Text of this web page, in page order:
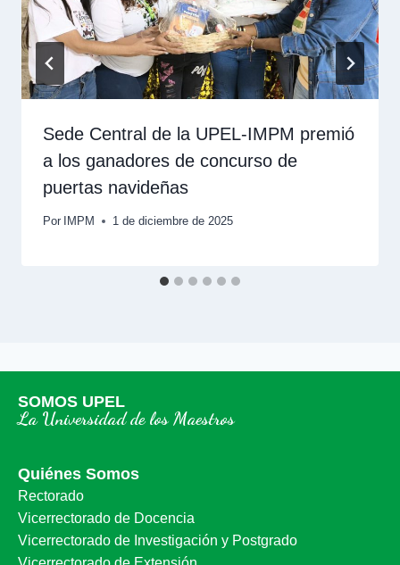
Sede Central de la UPEL-IMPM premió
a los ganadores de concurso de
puertas navideñas
Por IMPM 1 de diciembre de 2025
SOMOS UPEL
La Universidad de los Maestros
Quiénes Somos
Rectorado
Vicerrectorado de Docencia
Vicerrectorado de Investigación y Postgrado